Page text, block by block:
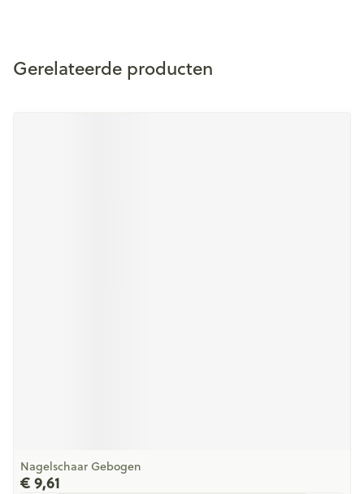
Gerelateerde producten
Nagelschaar Gebogen
€ 9,61